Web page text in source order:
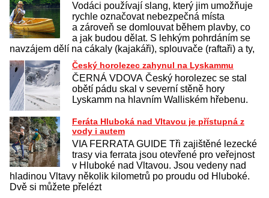
Vodáci používají slang, který jim umožňuje
rychle označovat nebezpečná místa
a zároveň se domlouvat během plavby, co
a jak budou dělat. S lehkým pohrdáním se
navzájem dělí na cákaly (kajakáři), splouvače (raftaři) a ty,
Český horolezec zahynul na Lyskammu
ČERNÁ VDOVA Český horolezec se stal
obětí pádu skal v severní stěně hory
Lyskamm na hlavním Walliském hřebenu.
Feráta Hluboká nad Vltavou je přístupná z
vody i autem
VIA FERRATA GUIDE Tři zajištěné lezecké
trasy via ferrata jsou otevřené pro veřejnost
v Hluboké nad Vltavou. Jsou vedeny nad
hladinou Vltavy několik kilometrů po proudu od Hluboké.
Dvě si můžete přelézt